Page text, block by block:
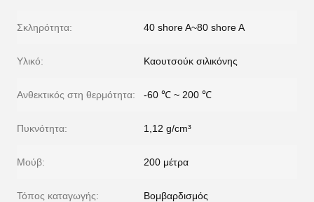
Σκληρότητα: 40 shore A~80 shore A
Υλικό: Καουτσούκ σιλικόνης
Ανθεκτικός στη θερμότητα: -60 ℃ ~ 200 ℃
Πυκνότητα: 1,12 g/cm³
Μούβ: 200 μέτρα
Τόπος καταγωγής: Βομβαρδισμός